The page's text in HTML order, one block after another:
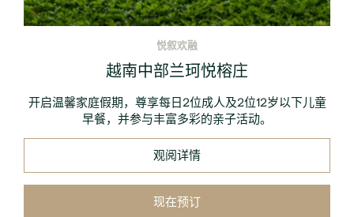
悦叙欢融
越南中部兰珂悦榕庄
开启温馨家庭假期，尊享每日2位成人及2位12岁以下儿童
早餐，并参与丰富多彩的亲子活动。
观阅详情
现在预订